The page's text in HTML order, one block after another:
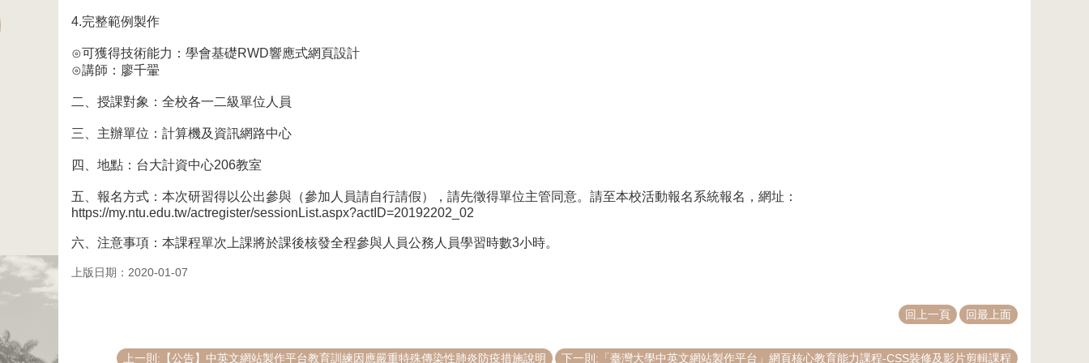
4.完整範例製作
⊙可獲得技術能力：學會基礎RWD響應式網頁設計
⊙講師：廖千翬
二、授課對象：全校各一二級單位人員
三、主辦單位：計算機及資訊網路中心
四、地點：台大計資中心206教室
五、報名方式：本次研習得以公出參與（參加人員請自行請假），請先徵得單位主管同意。請至本校活動報名系統報名，網址：
https://my.ntu.edu.tw/actregister/sessionList.aspx?actID=20192202_02
六、注意事項：本課程單次上課將於課後核發全程參與人員公務人員學習時數3小時。
上版日期：2020-01-07
回上一頁 回最上面
上一則:【公告】中英文網站製作平台教育訓練因應嚴重特殊傳染性肺炎防疫措施說明 下一則:「臺灣大學中英文網站製作平台」網頁核心教育能力課程-CSS裝修及影片剪輯課程